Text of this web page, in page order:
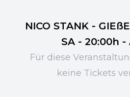
NICO STANK -
SA - 20:00h -
Für diese
keine Tickets